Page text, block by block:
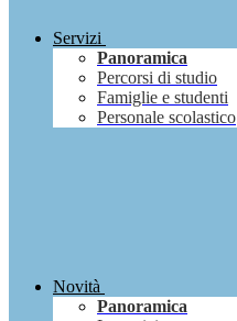
Servizi
Panoramica
Percorsi di studio
Famiglie e studenti
Personale scolastico
Novità
Panoramica